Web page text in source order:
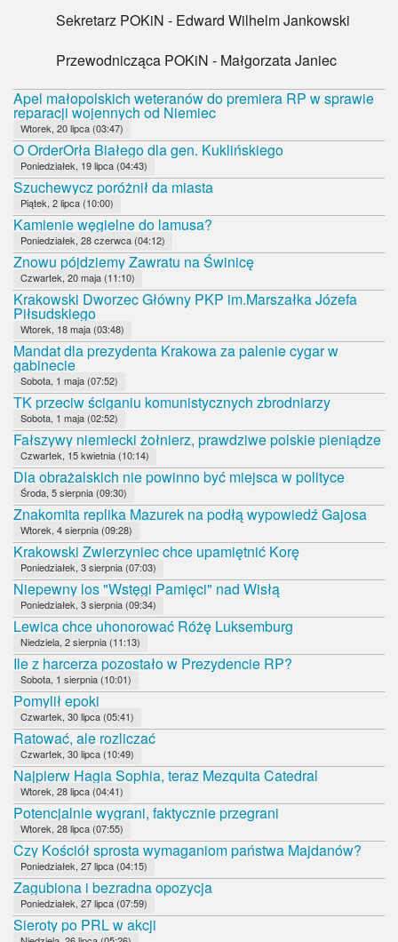
Sekretarz POKiN - Edward Wilhelm Jankowski
Przewodnicząca POKiN - Małgorzata Janiec
Apel małopolskich weteranów do premiera RP w sprawie
reparacji wojennych od Niemiec
Wtorek, 20 lipca (03:47)
O OrderOrła Białego dla gen. Kuklińskiego
Poniedziałek, 19 lipca (04:43)
Szuchewycz poróżnił da miasta
Piątek, 2 lipca (10:00)
Kamienie węgielne do lamusa?
Poniedziałek, 28 czerwca (04:12)
Znowu pójdziemy Zawratu na Świnicę
Czwartek, 20 maja (11:10)
Krakowski Dworzec Główny PKP im.Marszałka Józefa
Piłsudskiego
Wtorek, 18 maja (03:48)
Mandat dla prezydenta Krakowa za palenie cygar w
gabinecie
Sobota, 1 maja (07:52)
TK przeciw ściganiu komunistycznych zbrodniarzy
Sobota, 1 maja (02:52)
Fałszywy niemiecki żołnierz, prawdziwe polskie pieniądze
Czwartek, 15 kwietnia (10:14)
Dla obrażalskich nie powinno być miejsca w polityce
Środa, 5 sierpnia (09:30)
Znakomita replika Mazurek na podłą wypowiedź Gajosa
Wtorek, 4 sierpnia (09:28)
Krakowski Zwierzyniec chce upamiętnić Korę
Poniedziałek, 3 sierpnia (07:03)
Niepewny los "Wstęgi Pamięci" nad Wisłą
Poniedziałek, 3 sierpnia (09:34)
Lewica chce uhonorować Różę Luksemburg
Niedziela, 2 sierpnia (11:13)
Ile z harcerza pozostało w Prezydencie RP?
Sobota, 1 sierpnia (10:01)
Pomylił epoki
Czwartek, 30 lipca (05:41)
Ratować, ale rozliczać
Czwartek, 30 lipca (10:49)
Najpierw Hagia Sophia, teraz Mezquita Catedral
Wtorek, 28 lipca (04:41)
Potencjalnie wygrani, faktycznie przegrani
Wtorek, 28 lipca (07:55)
Czy Kościół sprosta wymaganiom państwa Majdanów?
Poniedziałek, 27 lipca (04:15)
Zagubiona i bezradna opozycja
Poniedziałek, 27 lipca (07:59)
Sieroty po PRL w akcji